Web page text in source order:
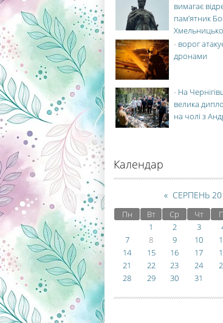
вимагає
пам’ятник
- ворог
дронами
- На
велика
на чолі з
Календар
« СЕРПЕНЬ
Пн Вт Ср Чт
1
2 3
7
8 9 10
14
15 16 17
21
22 23 24
28
29 30 31